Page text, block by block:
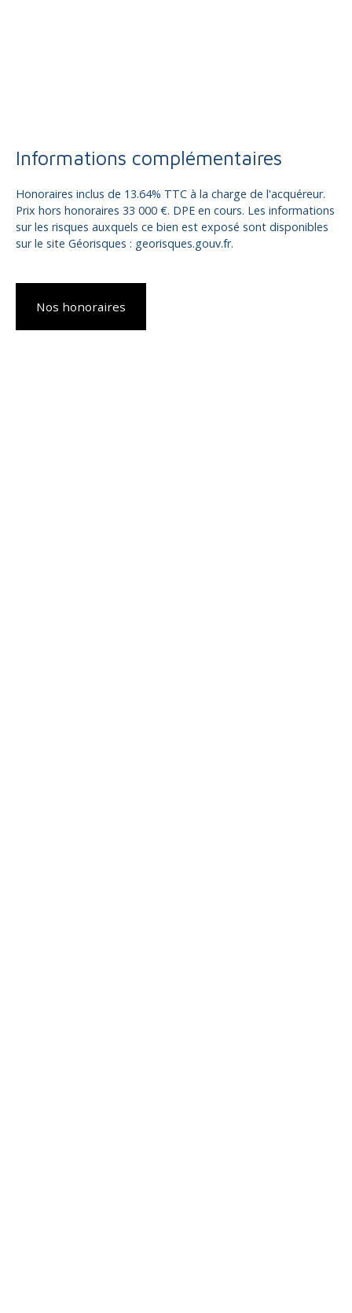
Informations complémentaires
Honoraires inclus de 13.64% TTC à la charge de l'acquéreur.
Prix hors honoraires 33 000 €. DPE en cours. Les informations
sur les risques auxquels ce bien est exposé sont disponibles
sur le site Géorisques : georisques.gouv.fr.
Nos honoraires